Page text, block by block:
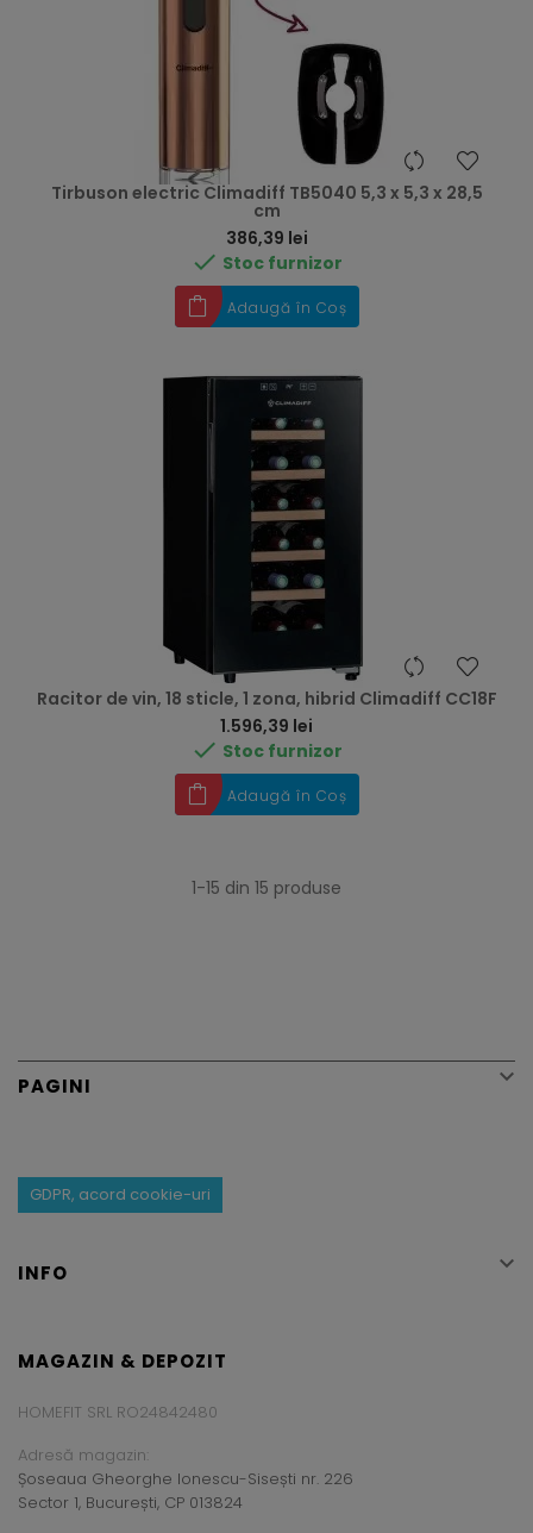
Tirbuson electric Climadiff TB5040 5,3 x 5,3 x 28,5
cm
386,39 lei
 Stoc furnizor
Adaugă în Coș
Racitor de vin, 18 sticle, 1 zona, hibrid Climadiff CC18F
1.596,39 lei
 Stoc furnizor
Adaugă în Coș
1-15 din 15 produse
PAGINI 
GDPR, acord cookie-uri
INFO 
MAGAZIN & DEPOZIT
HOMEFIT SRL RO24842480
Adresă magazin:
Șoseaua Gheorghe Ionescu-Sisești nr. 226
Sector 1, București, CP 013824